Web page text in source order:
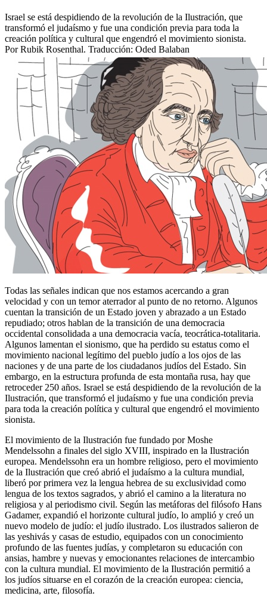
Israel se está despidiendo de la revolución de la Ilustración, que
transformó el judaísmo y fue una condición previa para toda la
creación política y cultural que engendró el movimiento sionista.
Por Rubik Rosenthal. Traducción: Oded Balaban
Todas las señales indican que nos estamos acercando a gran
velocidad y con un temor aterrador al punto de no retorno. Algunos
cuentan la transición de un Estado joven y abrazado a un Estado
repudiado; otros hablan de la transición de una democracia
occidental consolidada a una democracia vacía, teocrática-totalitaria.
Algunos lamentan el sionismo, que ha perdido su estatus como el
movimiento nacional legítimo del pueblo judío a los ojos de las
naciones y de una parte de los ciudadanos judíos del Estado. Sin
embargo, en la estructura profunda de esta montaña rusa, hay que
retroceder 250 años. Israel se está despidiendo de la revolución de la
Ilustración, que transformó el judaísmo y fue una condición previa
para toda la creación política y cultural que engendró el movimiento
sionista.
El movimiento de la Ilustración fue fundado por Moshe
Mendelssohn a finales del siglo XVIII, inspirado en la Ilustración
europea. Mendelssohn era un hombre religioso, pero el movimiento
de la Ilustración que creó abrió el judaísmo a la cultura mundial,
liberó por primera vez la lengua hebrea de su exclusividad como
lengua de los textos sagrados, y abrió el camino a la literatura no
religiosa y al periodismo civil. Según las metáforas del filósofo Hans
Gadamer, expandió el horizonte cultural judío, lo amplió y creó un
nuevo modelo de judío: el judío ilustrado. Los ilustrados salieron de
las yeshivás y casas de estudio, equipados con un conocimiento
profundo de las fuentes judías, y completaron su educación con
ansias, hambre y nuevas y emocionantes relaciones de intercambio
con la cultura mundial. El movimiento de la Ilustración permitió a
los judíos situarse en el corazón de la creación europea: ciencia,
medicina, arte, filosofía.